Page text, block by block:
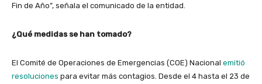
Fin de Año”, señala el comunicado de la entidad.
¿Qué medidas se han tomado?
El Comité de Operaciones de Emergencias (COE) Nacional emitió
resoluciones para evitar más contagios. Desde el 4 hasta el 23 de